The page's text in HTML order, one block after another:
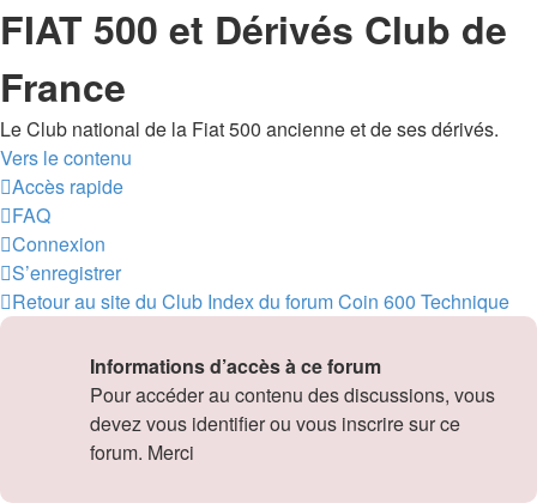
FIAT 500 et Dérivés Club de
France
Le Club national de la Fiat 500 ancienne et de ses dérivés.
Vers le contenu
Accès rapide
FAQ
Connexion
S’enregistrer
Retour au site du Club Index du forumCoin 600 Technique
Informations d’accès à ce forum
Pour accéder au contenu des discussions, vous
devez vous identifier ou vous inscrire sur ce
forum. Merci